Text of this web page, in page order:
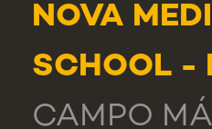
NOVA
SCHOOL -
CAMPO